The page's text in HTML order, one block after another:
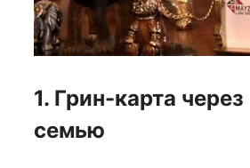
1. Грин-карта через
семью